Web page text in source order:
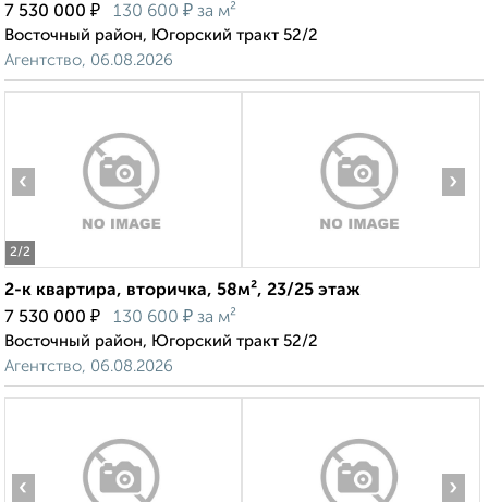
7 530 000 ₽ 130 600 ₽ за м²
Восточный район, Югорский тракт 52/2
Агентство, 06.08.2026
2/2
‹ ›
2-к квартира, вторичка, 58м², 23/25 этаж
7 530 000 ₽ 130 600 ₽ за м²
Восточный район, Югорский тракт 52/2
Агентство, 06.08.2026
‹ ›